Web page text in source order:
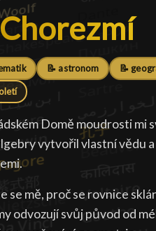
█
📝 astronom 📝
Domě moudrosti mi
vytvořil vlastní vědu
se mě, proč se rovnice
odvozují svůj původ od